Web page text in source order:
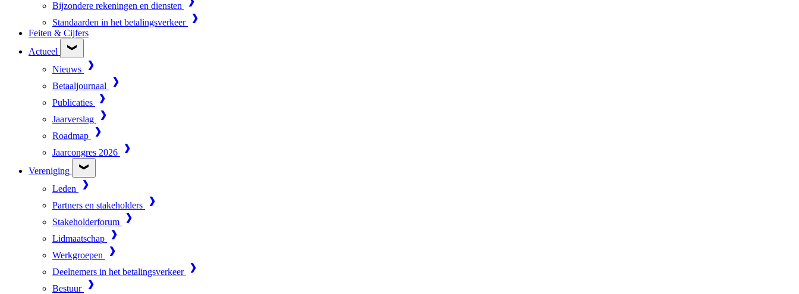
Bijzondere rekeningen en diensten
Standaarden in het betalingsverkeer
Feiten & Cijfers
Actueel
Nieuws
Betaaljournaal
Publicaties
Jaarverslag
Roadmap
Jaarcongres 2026
Vereniging
Leden
Partners en stakeholders
Stakeholderforum
Lidmaatschap
Werkgroepen
Deelnemers in het betalingsverkeer
Bestuur